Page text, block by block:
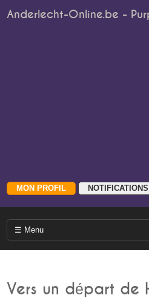
Anderlecht-Online.be -
Vers un départ de